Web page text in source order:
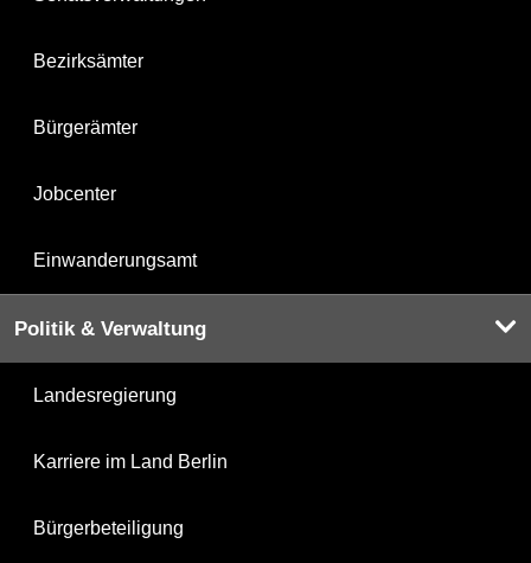
Bezirksämter
Bürgerämter
Jobcenter
Einwanderungsamt
Politik & Verwaltung
Landesregierung
Karriere im Land Berlin
Bürgerbeteiligung